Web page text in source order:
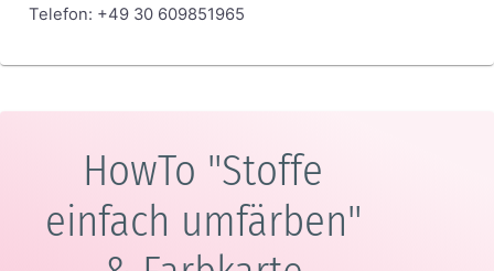
Telefon: +49 30 609851965
HowTo "Stoffe
einfach umfärben"